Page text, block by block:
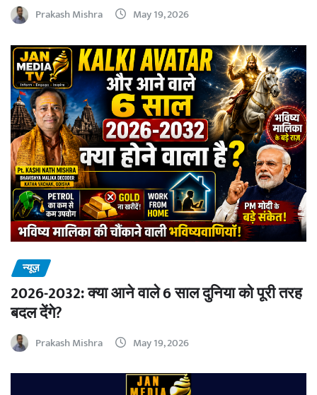
Prakash Mishra May 19, 2026
न्यूज़
2026-2032: क्या आने वाले 6 साल दुनिया को पूरी तरह
बदल देंगे?
Prakash Mishra May 19, 2026